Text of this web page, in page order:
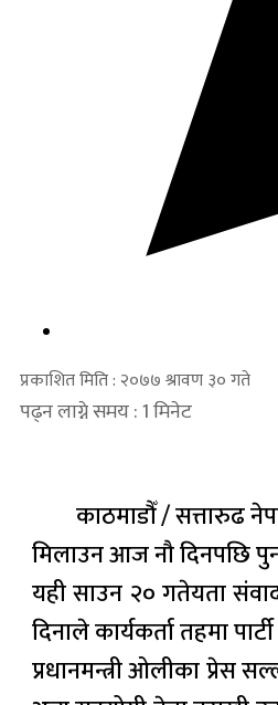
प्रकाशित मिति : २०७७ श्रावण ३० गते
पढ्न लाग्ने समय : 1 मिनेट
काठमाडौँ / सत्तारुढ
मिलाउन आज नौ दिनपछि
यही साउन २० गतेयता
दिनाले कार्यकर्ता तहमा
प्रधानमन्त्री ओलीका प्रेस